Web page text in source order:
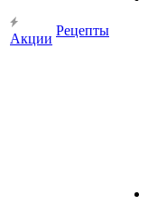
Акции
Рецепты